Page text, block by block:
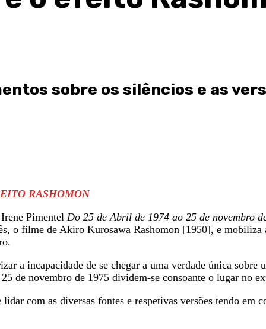
sobre os silêncios e as
RASHOMON
Pimentel Do 25 de Abril de 1974 ao 25 de novembro
o filme de Akiro Kurosawa Rashomon [1950], e mobiliza
a incapacidade de se chegar a uma verdade única
de novembro de 1975 dividem-se consoante o lugar no
com as diversas fontes e respetivas versões tendo em